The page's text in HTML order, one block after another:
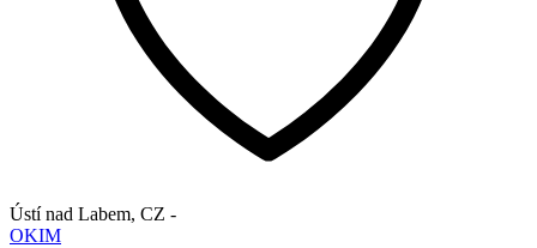
Ústí nad Labem, CZ -
OKIM